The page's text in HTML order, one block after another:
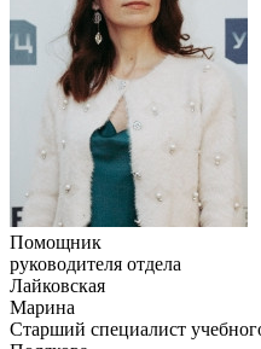
Помощник
руководителя отдела
Лайковская
Марина
Старший специалист